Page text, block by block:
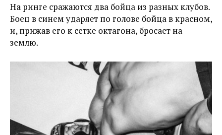
На ринге сражаются два бойца из разных клубов.
Боец в синем ударяет по голове бойца в красном,
и, прижав его к сетке октагона, бросает на
землю.